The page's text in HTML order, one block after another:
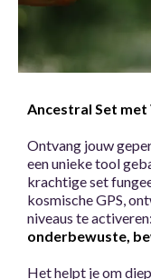
Ancestral Set met
Ontvang jouw
een unieke tool
krachtige set
kosmische GPS,
niveaus te activeren:
onderbewuste,
Het helpt je om